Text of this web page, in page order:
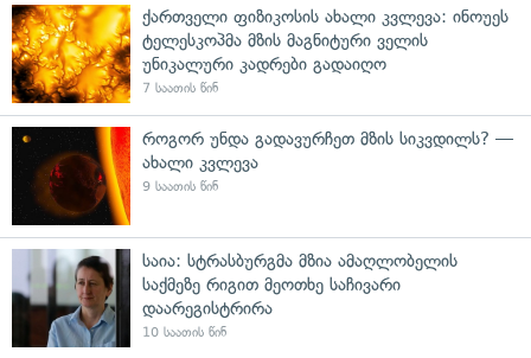
ქართველი ფიზიკოსის ახალი კვლევა: ინოუეს
ტელესკოპმა მზის მაგნიტური ველის
უნიკალური კადრები გადაიღო
7 საათის წინ
როგორ უნდა გადავურჩეთ მზის სიკვდილს? —
ახალი კვლევა
9 საათის წინ
საია: სტრასბურგმა მზია ამაღლობელის
საქმეზე რიგით მეოთხე საჩივარი
დაარეგისტრირა
10 საათის წინ